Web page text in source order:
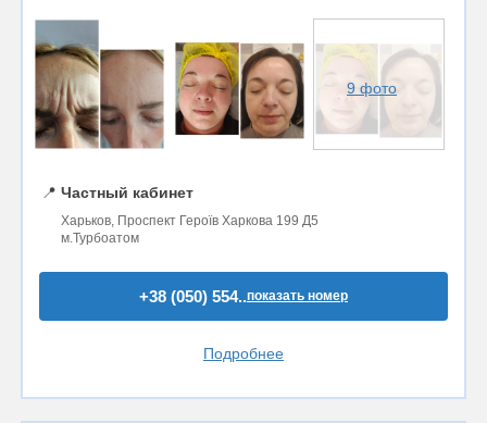
9 фото
📍 Частный кабинет
Харьков, Проспект Героїв Харкова 199 Д5
м.Турбоатом
+38 (050) 554..показать номер
Подробнее